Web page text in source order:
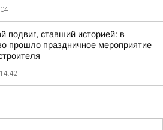
подвиг, ставший историей: в
прошло праздничное мероприятие
14:42